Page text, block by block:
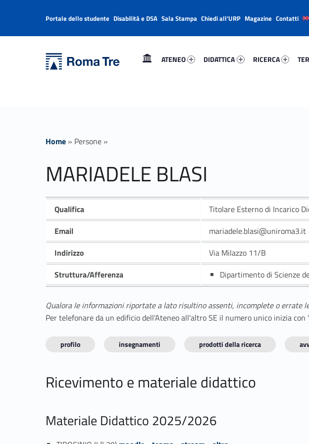
MARIADELE BLASI - Università Roma Tre
ATENEO
DIDATTICA
RICERCA
Header info sidebar
Portale dello studente Disabilità e DSA Sala Stampa Chiedi all’URP Magazine Contatti
Home » Persone »
MARIADELE BLASI
Qualifica
Titolare Esterno di Incarico
Email
mariadele.blasi@uniroma3.it
Indirizzo
Via Milazzo 11/B
Struttura/Afferenza
Dipartimento di Scienze
Qualora le informazioni riportate a lato risultino assenti, incomplete o errate
Per telefonare da un edificio dell'Ateneo all'altro SE il numero unico inizia
profilo insegnamenti prodotti della ricerca
Ricevimento e materiale didattico
Materiale Didattico 2025/2026